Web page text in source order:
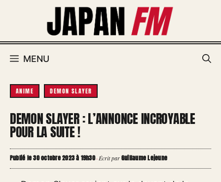
MENU
ANIME DEMON SLAYER
DEMON SLAYER : L’ANNONCE INCROYABLE
POUR LA SUITE !
Publié le 30 octobre 2023 à 19h30·Écrit parGuillaume Lejeune